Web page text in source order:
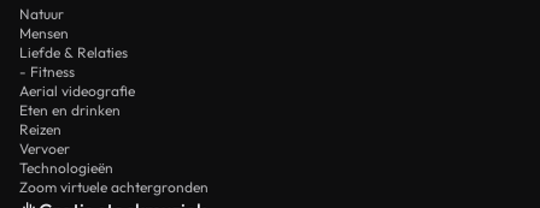
Natuur
Mensen
Liefde & Relaties
- Fitness
Aerial videografie
Eten en drinken
Reizen
Vervoer
Technologieën
Zoom virtuele achtergronden